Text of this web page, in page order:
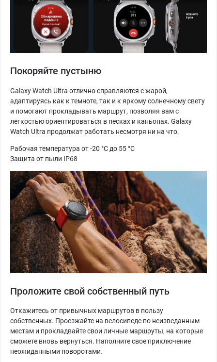
Покоряйте пустыню
Galaxy Watch Ultra отлично справляются с жарой,
адаптируясь как к темноте, так и к яркому солнечному свету
и помогают прокладывать маршрут, позволяя вам с
легкостью ориентироваться в песках и каньонах. Galaxy
Watch Ultra продолжат работать несмотря ни на что.
Рабочая температура от -20 °C до 55 °C
Защита от пыли IP68
Проложите свой собственный путь
Откажитесь от привычных маршрутов в пользу
собственных. Проезжайте на велосипеде по неизведанным
местам и прокладвайте свои личные маршруты, на которые
сможете вновь вернуться. Наполните свое приключение
неожиданными поворотами.